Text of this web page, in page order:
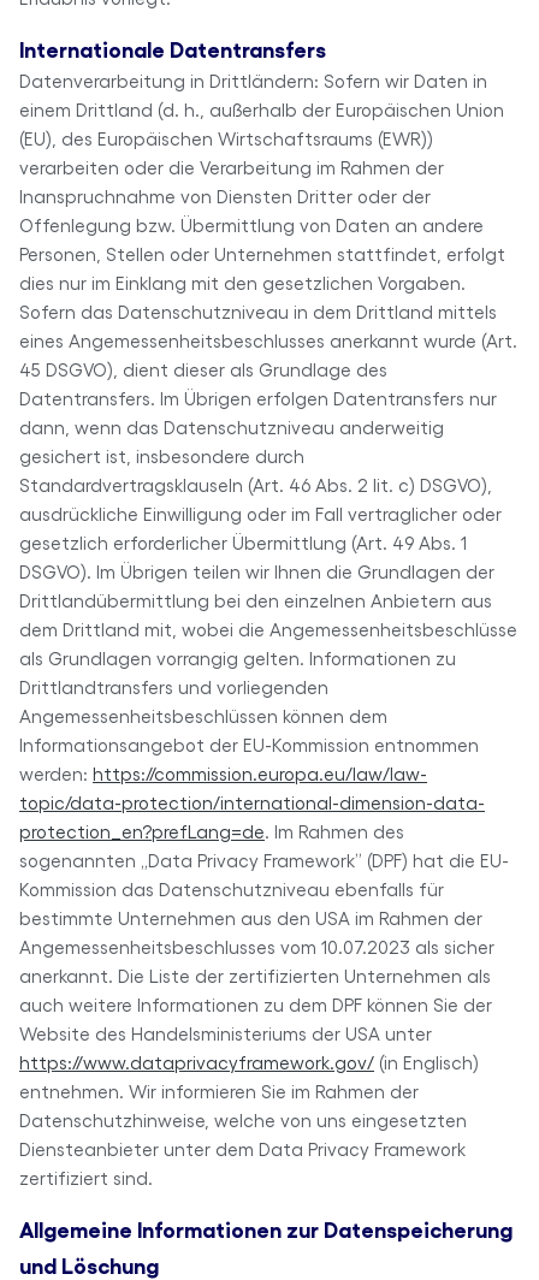
Internationale Datentransfers
Datenverarbeitung in Drittländern: Sofern wir Daten in
einem Drittland (d. h., außerhalb der Europäischen Union
(EU), des Europäischen Wirtschaftsraums (EWR))
verarbeiten oder die Verarbeitung im Rahmen der
Inanspruchnahme von Diensten Dritter oder der
Offenlegung bzw. Übermittlung von Daten an andere
Personen, Stellen oder Unternehmen stattfindet, erfolgt
dies nur im Einklang mit den gesetzlichen Vorgaben.
Sofern das Datenschutzniveau in dem Drittland mittels
eines Angemessenheitsbeschlusses anerkannt wurde (Art.
45 DSGVO), dient dieser als Grundlage des
Datentransfers. Im Übrigen erfolgen Datentransfers nur
dann, wenn das Datenschutzniveau anderweitig
gesichert ist, insbesondere durch
Standardvertragsklauseln (Art. 46 Abs. 2 lit. c) DSGVO),
ausdrückliche Einwilligung oder im Fall vertraglicher oder
gesetzlich erforderlicher Übermittlung (Art. 49 Abs. 1
DSGVO). Im Übrigen teilen wir Ihnen die Grundlagen der
Drittlandübermittlung bei den einzelnen Anbietern aus
dem Drittland mit, wobei die Angemessenheitsbeschlüsse
als Grundlagen vorrangig gelten. Informationen zu
Drittlandtransfers und vorliegenden
Angemessenheitsbeschlüssen können dem
Informationsangebot der EU-Kommission entnommen
werden: https://commission.europa.eu/law/law-
topic/data-protection/international-dimension-data-
protection_en?prefLang=de . Im Rahmen des
sogenannten „Data Privacy Framework” (DPF) hat die EU-
Kommission das Datenschutzniveau ebenfalls für
bestimmte Unternehmen aus den USA im Rahmen der
Angemessenheitsbeschlusses vom 10.07.2023 als sicher
anerkannt. Die Liste der zertifizierten Unternehmen als
auch weitere Informationen zu dem DPF können Sie der
Website des Handelsministeriums der USA unter
https://www.dataprivacyframework.gov/ (in Englisch)
entnehmen. Wir informieren Sie im Rahmen der
Datenschutzhinweise, welche von uns eingesetzten
Diensteanbieter unter dem Data Privacy Framework
zertifiziert sind.
Allgemeine Informationen zur Datenspeicherung
und Löschung